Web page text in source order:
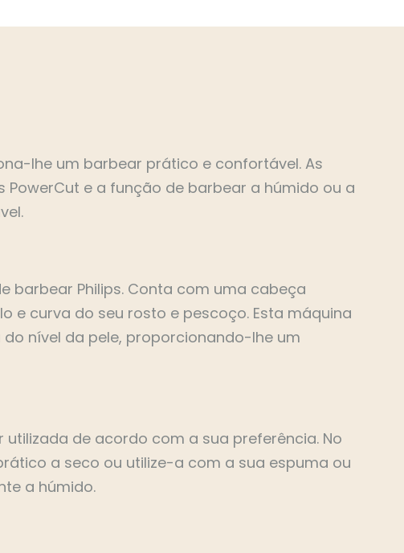
lhe um barbear prático e confortável. As
PowerCut e a função de barbear a húmido ou a
barbear Philips. Conta com uma cabeça
e curva do seu rosto e pescoço. Esta máquina
nível da pele, proporcionando-lhe um
de acordo com a sua preferência. No
a seco ou utilize-a com a sua espuma ou
a húmido.